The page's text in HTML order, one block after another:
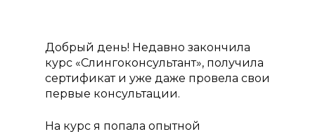
Добрый день! Недавно закончила
курс «Слингоконсультант», получила
сертификат и уже даже провела свои
первые консультации.
На курс я попала опытной